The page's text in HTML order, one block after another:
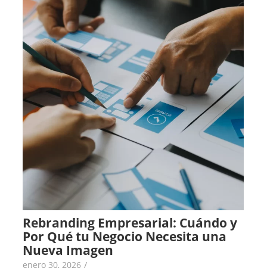
Rebranding Empresarial: Cuándo y
Por Qué tu Negocio Necesita una
Nueva Imagen
enero 30, 2026 /